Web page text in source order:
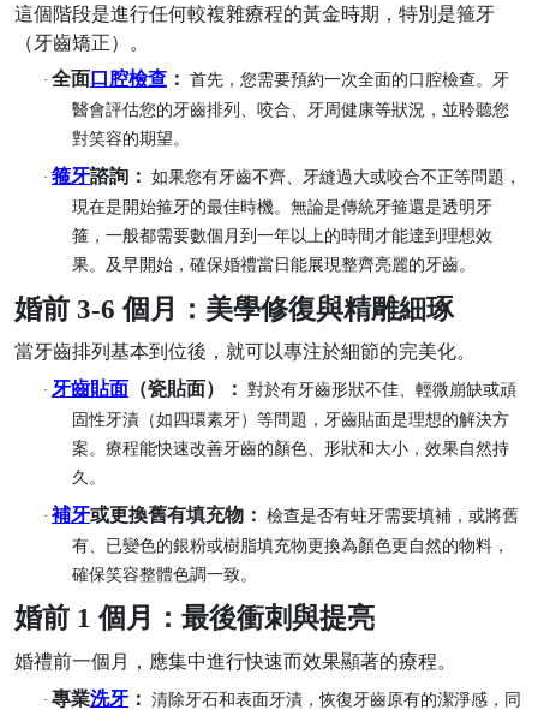
這個階段是進行任何較複雜療程的黃金時期，特別是箍牙
（牙齒矯正）。
· 全面口腔檢查 ： 首先，您需要預約一次全面的口腔檢查。牙
醫會評估您的牙齒排列、咬合、牙周健康等狀況，並聆聽您
對笑容的期望。
· 箍牙諮詢： 如果您有牙齒不齊、牙縫過大或咬合不正等問題，
現在是開始箍牙的最佳時機。無論是傳統牙箍還是透明牙
箍，一般都需要數個月到一年以上的時間才能達到理想效
果。及早開始，確保婚禮當日能展現整齊亮麗的牙齒。
婚前 3-6 個月：美學修復與精雕細琢
當牙齒排列基本到位後，就可以專注於細節的完美化。
· 牙齒貼面 （瓷貼面）： 對於有牙齒形狀不佳、輕微崩缺或頑
固性牙漬（如四環素牙）等問題，牙齒貼面是理想的解決方
案。療程能快速改善牙齒的顏色、形狀和大小，效果自然持
久。
· 補牙或更換舊有填充物： 檢查是否有蛀牙需要填補，或將舊
有、已變色的銀粉或樹脂填充物更換為顏色更自然的物料，
確保笑容整體色調一致。
婚前 1 個月：最後衝刺與提亮
婚禮前一個月，應集中進行快速而效果顯著的療程。
· 專業洗牙 ： 清除牙石和表面牙漬，恢復牙齒原有的潔淨感，同